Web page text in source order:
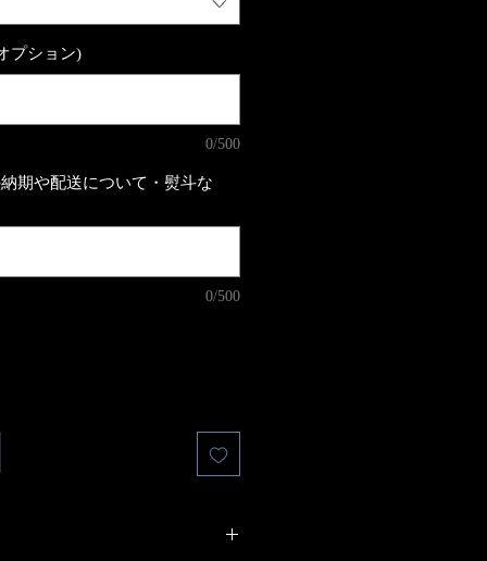
プション)
0/500
期や配送について・熨斗な
0/500